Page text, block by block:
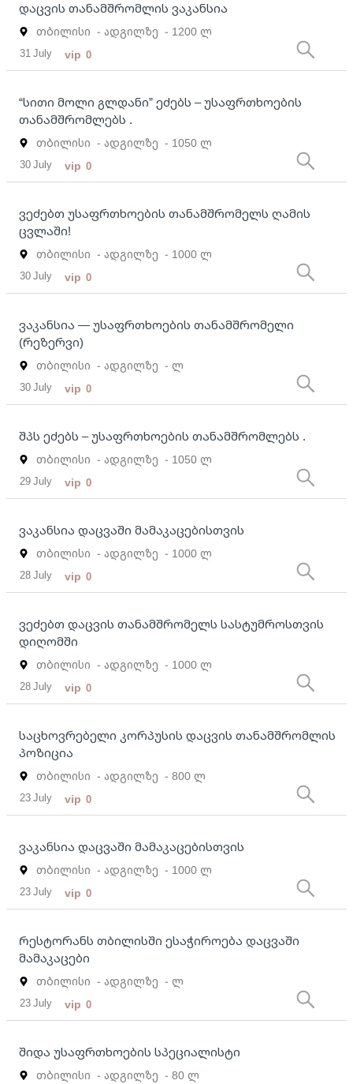
დაცვის თანამშრომლის ვაკანსია
თბილისი - ადგილზე - 1200 ლ
31 July vip 0
“სითი მოლი გლდანი” ეძებს – უსაფრთხოების
თანამშრომლებს .
თბილისი - ადგილზე - 1050 ლ
30 July vip 0
ვეძებთ უსაფრთხოების თანამშრომელს ღამის
ცვლაში!
თბილისი - ადგილზე - 1000 ლ
30 July vip 0
ვაკანსია — უსაფრთხოების თანამშრომელი
(რეზერვი)
თბილისი - ადგილზე - ლ
30 July vip 0
შპს ეძებს – უსაფრთხოების თანამშრომლებს .
თბილისი - ადგილზე - 1050 ლ
29 July vip 0
ვაკანსია დაცვაში მამაკაცებისთვის
თბილისი - ადგილზე - 1000 ლ
28 July vip 0
ვეძებთ დაცვის თანამშრომელს სასტუმროსთვის
დიღომში
თბილისი - ადგილზე - 1000 ლ
28 July vip 0
საცხოვრებელი კორპუსის დაცვის თანამშრომლის
პოზიცია
თბილისი - ადგილზე - 800 ლ
23 July vip 0
ვაკანსია დაცვაში მამაკაცებისთვის
თბილისი - ადგილზე - 1000 ლ
23 July vip 0
Რესტორანს თბილისში ესაჭიროება დაცვაში
მამაკაცები
თბილისი - ადგილზე - ლ
23 July vip 0
შიდა უსაფრთხოების სპეციალისტი
თბილისი - ადგილზე - 80 ლ